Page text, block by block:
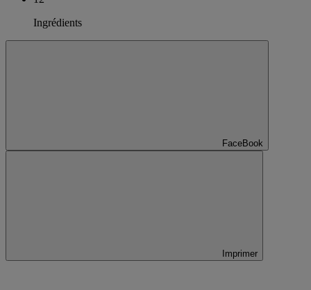
Ingrédients
FaceBook
Imprimer